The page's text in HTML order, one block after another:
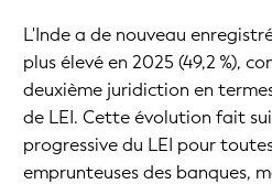
L'Inde a de nouveau
plus élevé en 2025 (49,2 %),
deuxième juridiction en
de LEI. Cette évolution fait
progressive du LEI pour
emprunteuses des banques,